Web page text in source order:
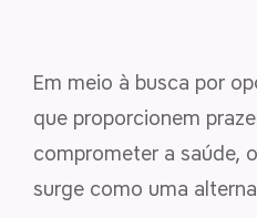
Em meio à busca por
que proporcionem
comprometer a saúde,
surge como uma